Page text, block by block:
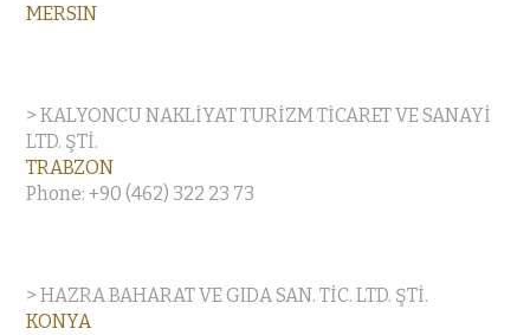
MERSIN
> KALYONCU NAKLİYAT TURİZM TİCARET VE SANAYİ
LTD. ŞTİ.
TRABZON
Phone: +90 (462) 322 23 73
> HAZRA BAHARAT VE GIDA SAN. TİC. LTD. ŞTİ.
KONYA